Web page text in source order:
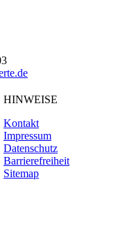
HINWEISE
Kontakt
Impressum
Datenschutz
Barrierefreiheit
Sitemap